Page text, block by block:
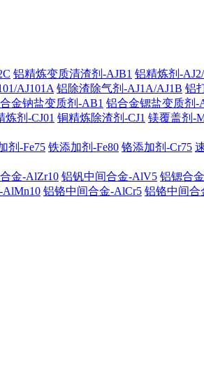
铝精炼变质清渣剂-AJB1 铝精炼剂-
AJ101A 铝除渣除气剂-AJ1A/AJ1B 铝
金钠盐变质剂-AB1 铝合金锶盐变质剂-
炼剂-CJ01 铜精炼除渣剂-CJ1 镁覆盖剂-
剂-Fe75 铁添加剂-Fe80 铬添加剂-Cr75
金-AlZr10 铝钒中间合金-AlV5 铝锶合
AlMn10 铝铬中间合金-AlCr5 铝铬中间合